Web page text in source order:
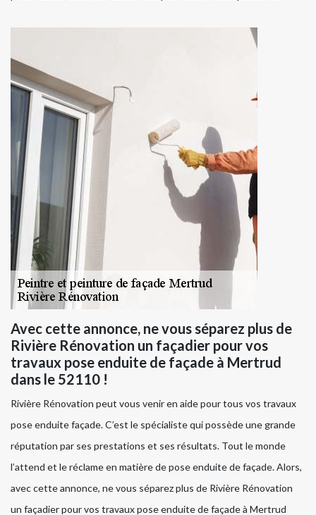
Avec cette annonce, ne vous séparez plus de
Rivière Rénovation un façadier pour vos
travaux pose enduite de façade à Mertrud
dans le 52110 !
Rivière Rénovation peut vous venir en aide pour tous vos travaux
pose enduite façade. C’est le spécialiste qui possède une grande
réputation par ses prestations et ses résultats. Tout le monde
l’attend et le réclame en matière de pose enduite de façade. Alors,
avec cette annonce, ne vous séparez plus de Rivière Rénovation
un façadier pour vos travaux pose enduite de façade à Mertrud